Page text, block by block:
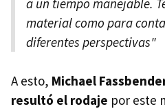
a un tiempo manejable.
material como para
diferentes perspectivas"
A esto, Michael
resultó el rodaje por este